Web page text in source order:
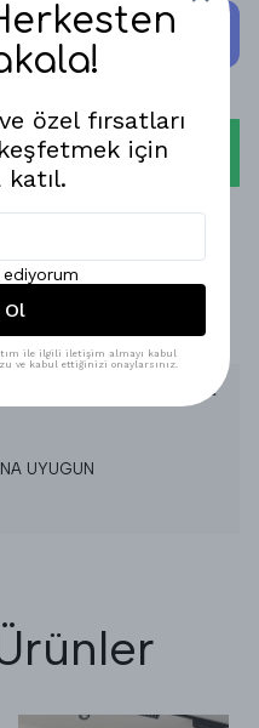
KARGODA!
GARANTİSİ!
UYUGUN
özel fırsatları
için
katıl.
ediyorum
Ol
ile ilgili iletişim almayı kabul
ve kabul ettiğinizi onaylarsınız.